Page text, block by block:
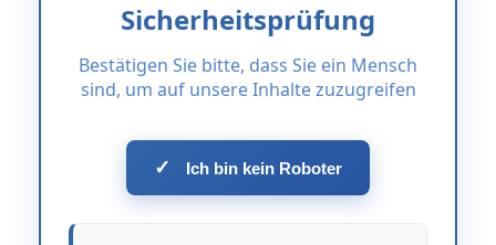
Sicherheitsprüfung
Bestätigen Sie bitte, dass Sie ein Mensch
sind, um auf unsere Inhalte zuzugreifen
✓ Ich bin kein Roboter